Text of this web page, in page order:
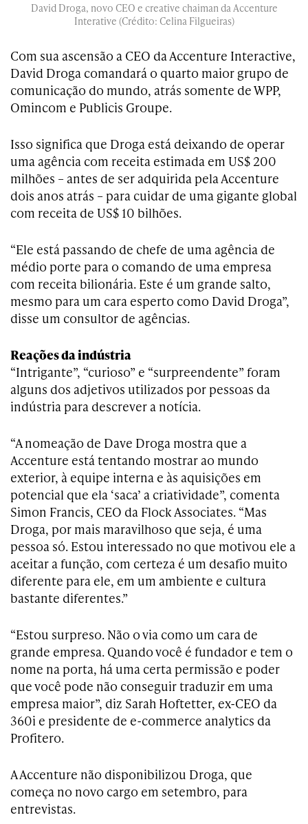
David Droga, novo CEO e creative chaiman da Accenture
Interative (Crédito: Celina Filgueiras)
Com sua ascensão a CEO da Accenture Interactive,
David Droga comandará o quarto maior grupo de
comunicação do mundo, atrás somente de WPP,
Omincom e Publicis Groupe.
Isso significa que Droga está deixando de operar
uma agência com receita estimada em US$ 200
milhões – antes de ser adquirida pela Accenture
dois anos atrás – para cuidar de uma gigante global
com receita de US$ 10 bilhões.
“Ele está passando de chefe de uma agência de
médio porte para o comando de uma empresa
com receita bilionária. Este é um grande salto,
mesmo para um cara esperto como David Droga”,
disse um consultor de agências.
Reações da indústria
“Intrigante”, “curioso” e “surpreendente” foram
alguns dos adjetivos utilizados por pessoas da
indústria para descrever a notícia.
“A nomeação de Dave Droga mostra que a
Accenture está tentando mostrar ao mundo
exterior, à equipe interna e às aquisições em
potencial que ela ‘saca’ a criatividade”, comenta
Simon Francis, CEO da Flock Associates. “Mas
Droga, por mais maravilhoso que seja, é uma
pessoa só. Estou interessado no que motivou ele a
aceitar a função, com certeza é um desafio muito
diferente para ele, em um ambiente e cultura
bastante diferentes.”
“Estou surpreso. Não o via como um cara de
grande empresa. Quando você é fundador e tem o
nome na porta, há uma certa permissão e poder
que você pode não conseguir traduzir em uma
empresa maior”, diz Sarah Hoftetter, ex-CEO da
360i e presidente de e-commerce analytics da
Profitero.
A Accenture não disponibilizou Droga, que
começa no novo cargo em setembro, para
entrevistas.